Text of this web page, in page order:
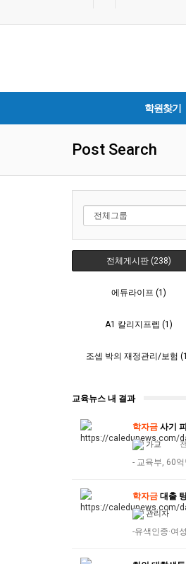
학원찾기
Post Search
전체게시판 (238)
에듀라이프 (1)
A1 칼리지프렙 (1)
조셉 박의 재정관리/보험
교육뉴스 내 결과
학자금 사기
가교
- 교육부, 60
학자금 대출
관리자
-유색인종·여